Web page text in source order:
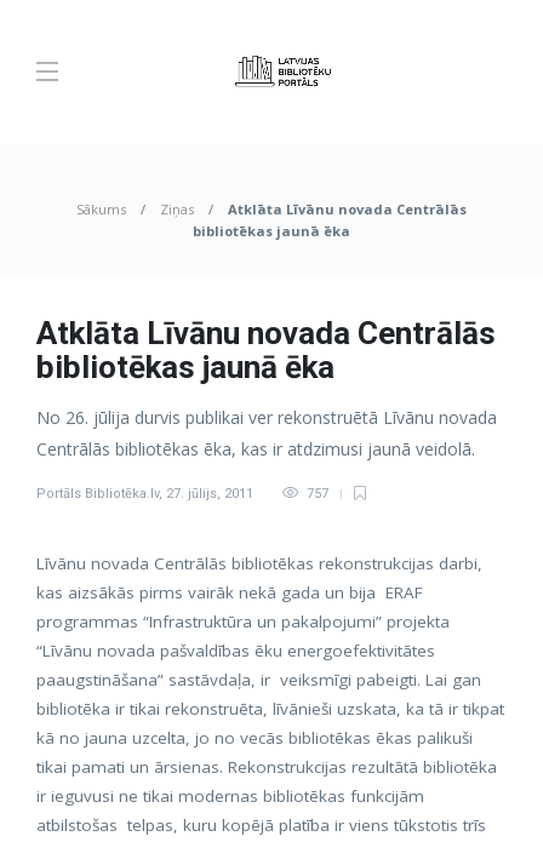
Sākums Ziņas
Atklāta Līvānu novada Centrālās
bibliotēkas jaunā ēka
Atklāta Līvānu novada Centrālās
bibliotēkas jaunā ēka
No 26. jūlija durvis publikai ver rekonstruētā Līvānu novada
Centrālās bibliotēkas ēka, kas ir atdzimusi jaunā veidolā.
Portāls Bibliotēka.lv, 27. jūlijs, 2011 757
Līvānu novada Centrālās bibliotēkas rekonstrukcijas darbi,
kas aizsākās pirms vairāk nekā gada un bija ERAF
programmas “Infrastruktūra un pakalpojumi” projekta
“Līvānu novada pašvaldības ēku energoefektivitātes
paaugstināšana” sastāvdaļa, ir veiksmīgi pabeigti. Lai gan
bibliotēka ir tikai rekonstruēta, līvānieši uzskata, ka tā ir tikpat
kā no jauna uzcelta, jo no vecās bibliotēkas ēkas palikuši
tikai pamati un ārsienas. Rekonstrukcijas rezultātā bibliotēka
ir ieguvusi ne tikai modernas bibliotēkas funkcijām
atbilstošas telpas, kuru kopējā platība ir viens tūkstotis trīs